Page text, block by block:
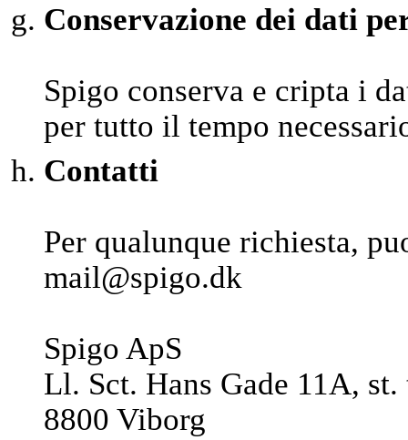
Conservazione dei dati
Spigo conserva e cripta i
per tutto il tempo
Contatti
Per qualunque richiesta,
mail@spigo.dk
Spigo ApS
Ll. Sct. Hans Gade 11A, st.
8800 Viborg